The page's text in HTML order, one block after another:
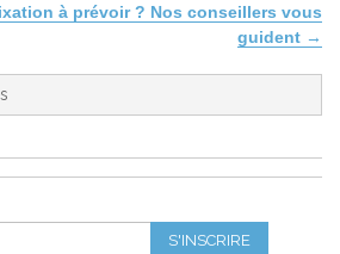
à prévoir ? Nos conseillers vous
guident →
S'INSCRIRE